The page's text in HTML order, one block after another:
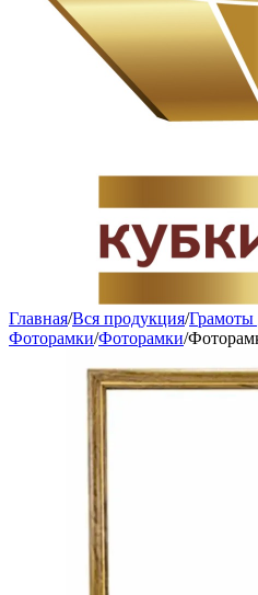
Главная/Вся продукция/
Фоторамки/Фоторамки/